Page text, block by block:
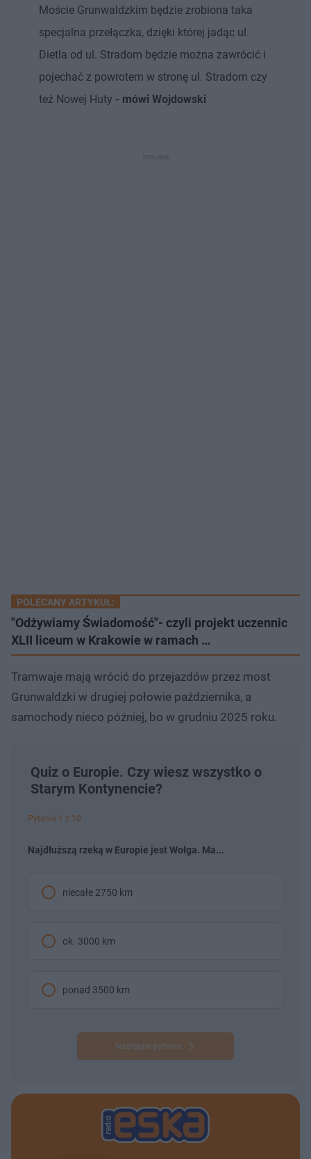
Moście Grunwaldzkim będzie zrobiona taka
specjalna przełączka, dzięki której jadąc ul.
Dietla od ul. Stradom będzie można zawrócić i
pojechać z powrotem w stronę ul. Stradom czy
też Nowej Huty - mówi Wojdowski
POLECANY ARTYKUŁ:
"Odżywiamy Świadomość"- czyli projekt uczennic
XLII liceum w Krakowie w ramach …
Tramwaje mają wrócić do przejazdów przez most
Grunwaldzki w drugiej połowie października, a
samochody nieco później, bo w grudniu 2025 roku.
Quiz o Europie. Czy wiesz wszystko o
Starym Kontynencie?
Pytanie 1 z 10
Najdłuższą rzeką w Europie jest Wołga. Ma...
niecałe 2750 km
ok. 3000 km
ponad 3500 km
Następne pytanie